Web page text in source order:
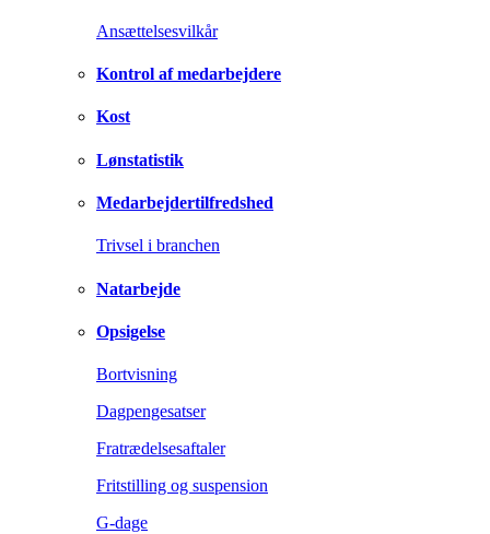
Ansættelsesvilkår
Kontrol af medarbejdere
Kost
Lønstatistik
Medarbejdertilfredshed
Trivsel i branchen
Natarbejde
Opsigelse
Bortvisning
Dagpengesatser
Fratrædelsesaftaler
Fritstilling og suspension
G-dage